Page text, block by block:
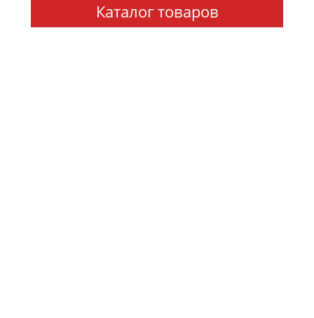
Каталог товаров